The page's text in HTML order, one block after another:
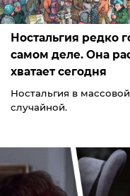
Ностальгия редко
самом деле. Она
хватает сегодня
Ностальгия в
случайной.